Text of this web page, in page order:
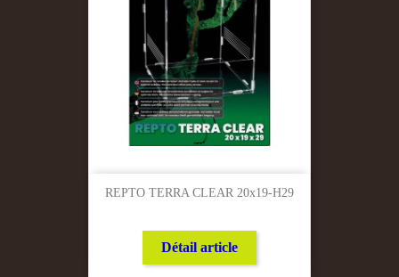
REPTO TERRA CLEAR 20x19-H29
Détail article